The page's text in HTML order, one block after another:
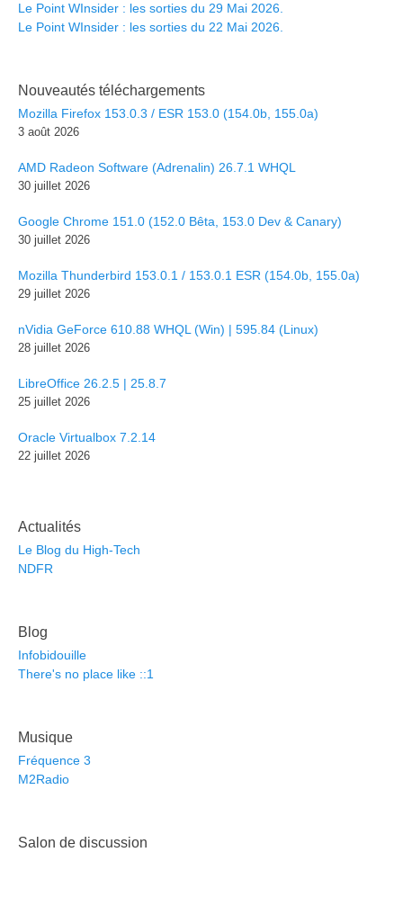
Le Point WInsider : les sorties du 29 Mai 2026.
Le Point WInsider : les sorties du 22 Mai 2026.
Nouveautés téléchargements
Mozilla Firefox 153.0.3 / ESR 153.0 (154.0b, 155.0a)
3 août 2026
AMD Radeon Software (Adrenalin) 26.7.1 WHQL
30 juillet 2026
Google Chrome 151.0 (152.0 Bêta, 153.0 Dev & Canary)
30 juillet 2026
Mozilla Thunderbird 153.0.1 / 153.0.1 ESR (154.0b, 155.0a)
29 juillet 2026
nVidia GeForce 610.88 WHQL (Win) | 595.84 (Linux)
28 juillet 2026
LibreOffice 26.2.5 | 25.8.7
25 juillet 2026
Oracle Virtualbox 7.2.14
22 juillet 2026
Actualités
Le Blog du High-Tech
NDFR
Blog
Infobidouille
There's no place like ::1
Musique
Fréquence 3
M2Radio
Salon de discussion